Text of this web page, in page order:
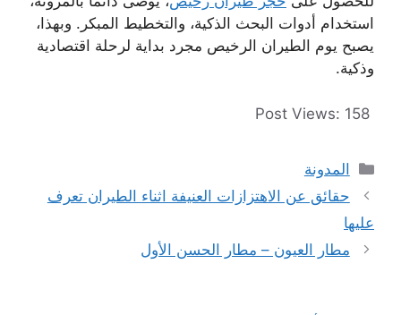
استخدام أدوات البحث الذكية، والتخطيط المبكر. وبهذا،
يصبح يوم الطيران الرخيص مجرد بداية لرحلة اقتصادية
وذكية.
Post Views: 158
التصنيفات
المدونة
حقائق عن الاهتزازات العنيفة اثناء الطيران تعرف
عليها
مطار العيون – مطار الحسن الأول